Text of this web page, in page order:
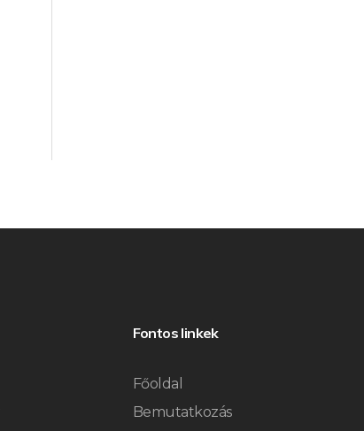
Fontos linkek
Főoldal
Bemutatkozás